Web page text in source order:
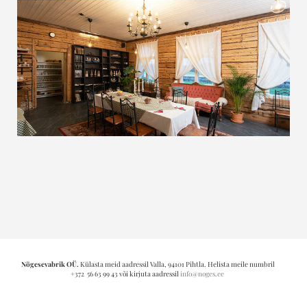
Nögesevabrik OÜ. Külasta meid aadressil Valla, 94101 Pihtla. Helista meile numbril
+372 56 63 99 43 või kirjuta aadressilinfo@noges.ee